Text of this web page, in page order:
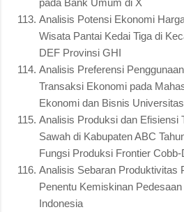
Analisis Potensi Ekonomi
Wisata Pantai Kedai Tiga di
DEF Provinsi GHI
Analisis Preferensi
Transaksi Ekonomi pada
Ekonomi dan Bisnis
Analisis Produksi dan Efisiensi
Sawah di Kabupaten ABC
Fungsi Produksi Frontier
Analisis Sebaran Produktivitas
Penentu Kemiskinan
Indonesia